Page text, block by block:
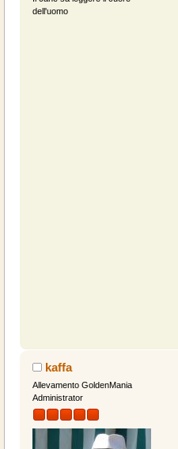
dell'uomo
kaffa
Allevamento GoldenMania
Administrator